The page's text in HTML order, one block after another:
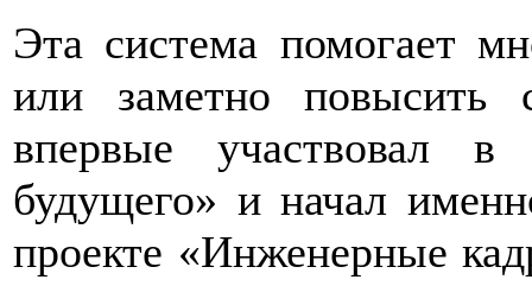
Эта система помогает
или заметно повысить
впервые участвовал
будущего» и начал
проекте «Инженерные